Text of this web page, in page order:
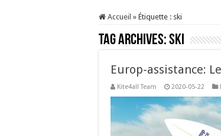
Accueil » Étiquette : ski
Tag Archives:ski
Europ-assistance:
Kite4all Team 2020-05-22